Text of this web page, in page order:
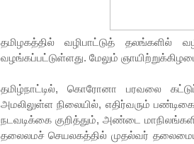
தமிழகத்தில் வழிபாட்டுத் தலங்களில்
வழங்கப்பட்டுள்ளது. மேலும்
தமிழ்நாட்டில், கொரோனா பரவலை
அமலிலுள்ள நிலையில், எதிர்வரும்
நடவடிக்கை குறித்தும், அண்டை
தலைலமச் செயலகத்தில் முதல்வர்